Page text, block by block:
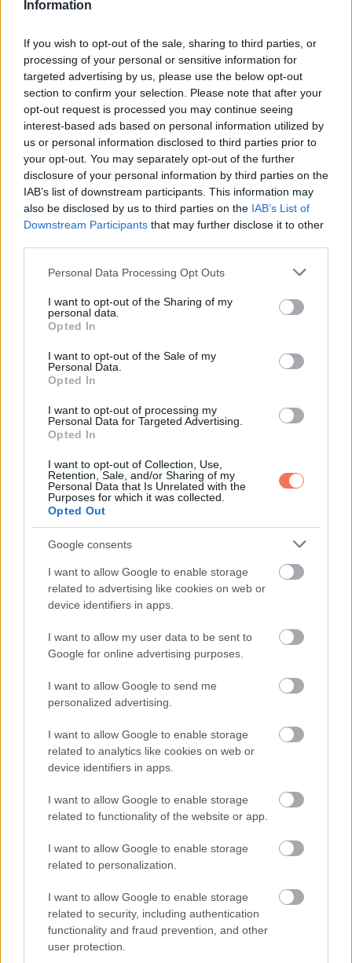
Information
If you wish to opt-out of the sale, sharing to third parties, or
processing of your personal or sensitive information for
targeted advertising by us, please use the below opt-out
section to confirm your selection. Please note that after your
opt-out request is processed you may continue seeing
interest-based ads based on personal information utilized by
us or personal information disclosed to third parties prior to
your opt-out. You may separately opt-out of the further
disclosure of your personal information by third parties on the
IAB’s list of downstream participants. This information may
also be disclosed by us to third parties on the IAB’s List of
Downstream Participants that may further disclose it to other
Please note that this website/app uses one or more Google
not limited to your visit or usage behaviour. You may click to
grant or deny consent to Google and its third-party tags to
use your data for below specified purposes in below Google
consent section.
Personal Data Processing Opt Outs
I want to opt-out of the Sharing of my
personal data.
Opted In
I want to opt-out of the Sale of my
Personal Data.
Opted In
I want to opt-out of processing my
Personal Data for Targeted Advertising.
Opted In
I want to opt-out of Collection, Use,
Retention, Sale, and/or Sharing of my
Personal Data that Is Unrelated with the
Purposes for which it was collected.
Opted Out
Google consents
I want to allow Google to enable storage
related to advertising like cookies on web or
device identifiers in apps.
I want to allow my user data to be sent to
Google for online advertising purposes.
I want to allow Google to send me
personalized advertising.
I want to allow Google to enable storage
related to analytics like cookies on web or
device identifiers in apps.
I want to allow Google to enable storage
related to functionality of the website or app.
I want to allow Google to enable storage
related to personalization.
I want to allow Google to enable storage
related to security, including authentication
functionality and fraud prevention, and other
user protection.
Дарья Суднишникова Nydadasa (@nydadasaq) által megosztott bejegyzés
A rendőrség azonban nyomoz, és a tinédzser iskolája is
együttműködik. „2020. január 13-án a rendőrség
tájékoztatást kapott a zseleznogorszki Szövetségi Állami
Költségvetési Egészségügyi Intézmény orvosaitól arról,
hogy egy 14 éves diáklány terhes. Az Orosz Föderáció
Krasznojarszki Terület és a Hakassziai Köztársaság
Februárban az orosz médiában a SUN UK szerint olyan hírek
jelentek meg, amelyek azt állították, hogy Darshát valójában
lány azonban tagadta, mondván: „Először is, nem is ismerek
semmilyen Stepan-t…”.
Tagadva a beszámolót, „teljes képtelenségnek” nevezte azt.
Дарья Суднишникова Nydadasa (@nydadasaq) által megosztott bejegyzés